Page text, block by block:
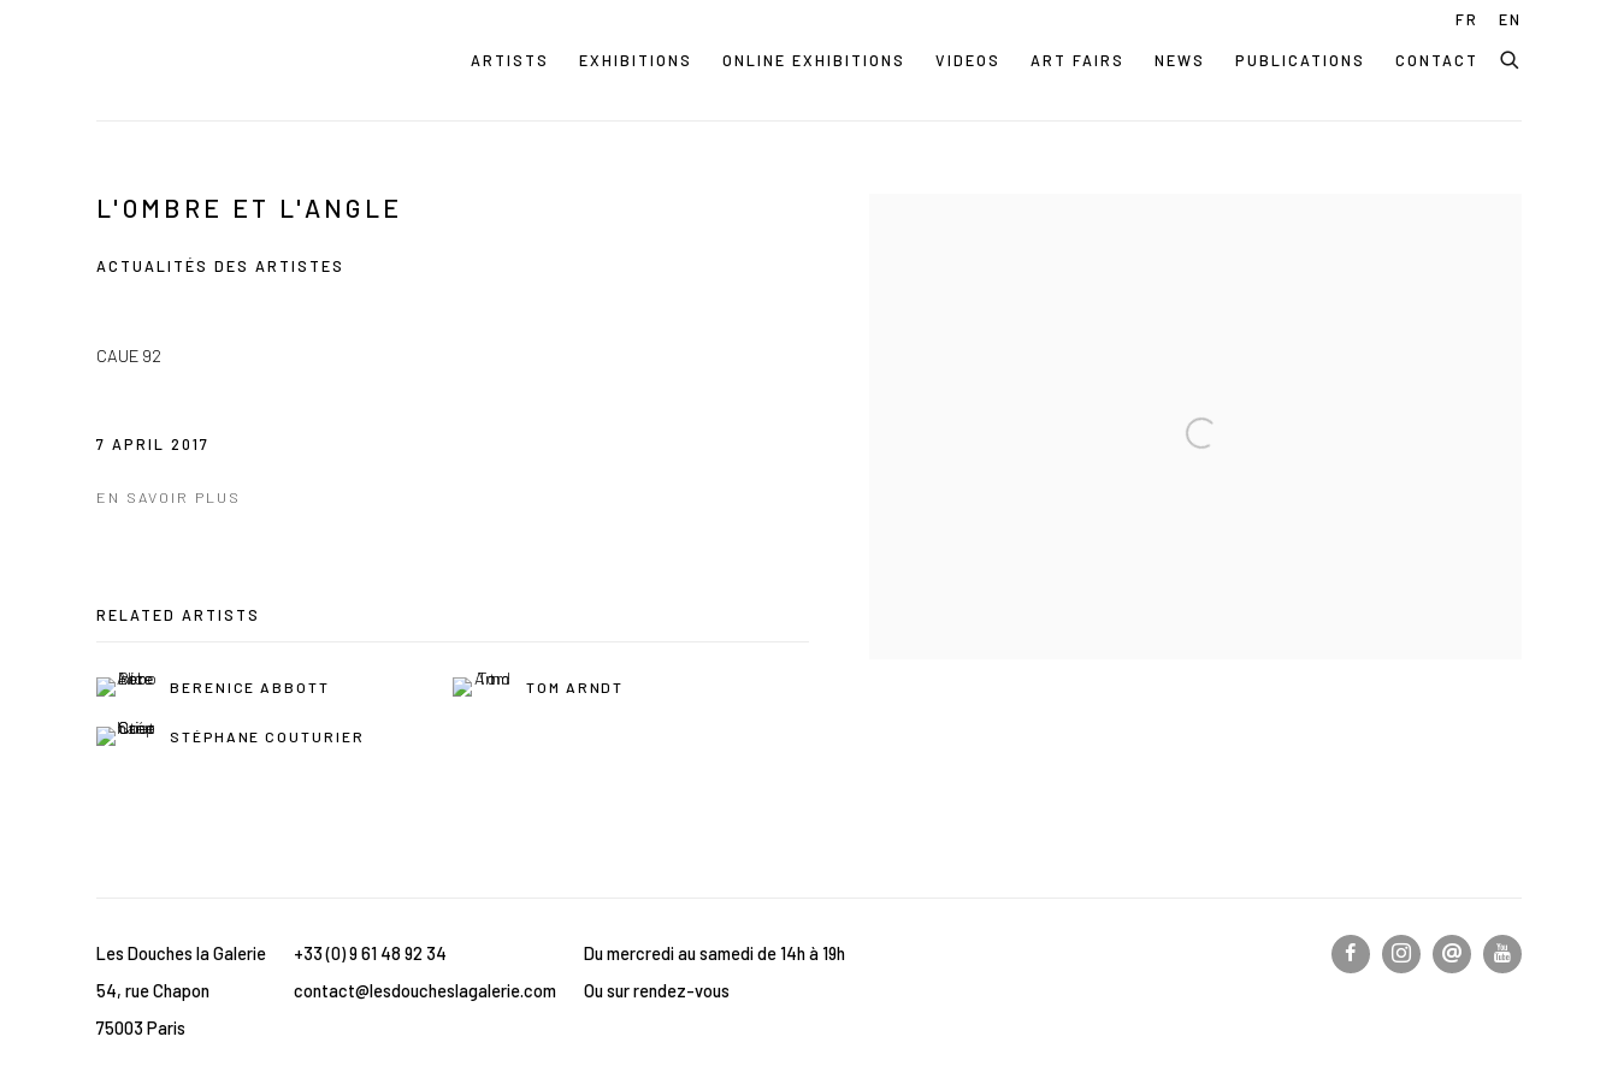
ARTISTS EXHIBITIONS ONLINE EXHIBITIONS VIDEOS ART FAIRS NEWS PUBLICATIONS CONTACT
FR EN
L'OMBRE ET L'ANGLE
ACTUALITÉS DES ARTISTES
CAUE 92
7 APRIL 2017
EN SAVOIR PLUS
RELATED ARTISTS
BERENICE ABBOTT TOM ARNDT
STÉPHANE COUTURIER
Les Douches la Galerie
54, rue Chapon
75003 Paris
+33 (0) 9 61 48 92 34
contact@lesdoucheslagalerie.com
Du mercredi au samedi de 14h à 19h
Ou sur rendez-vous